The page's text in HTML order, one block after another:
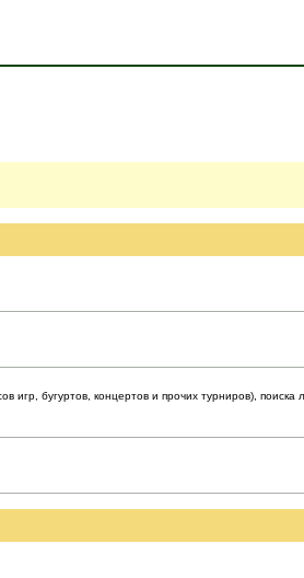
игр, бугуртов, концертов и прочих турниров),